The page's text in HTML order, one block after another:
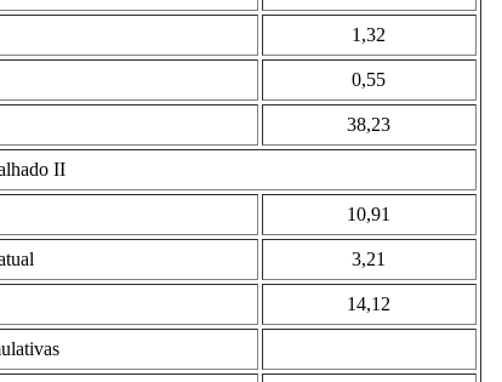
1,32
0,55
38,23
II
10,91
3,21
14,12